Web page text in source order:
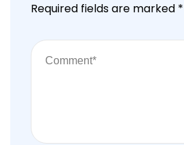
Required fields are marked *